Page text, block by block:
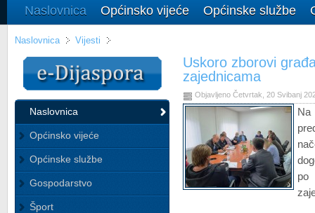
Naslovnica Općinsko vijeće Općinske službe
Naslovnica Vijesti
Naslovnica
Općinsko vijeće
Općinske službe
Gospodarstvo
Šport
Uskoro zborovi
zajednicama
Objavljeno Četvrtak, 20 Svibanj
po